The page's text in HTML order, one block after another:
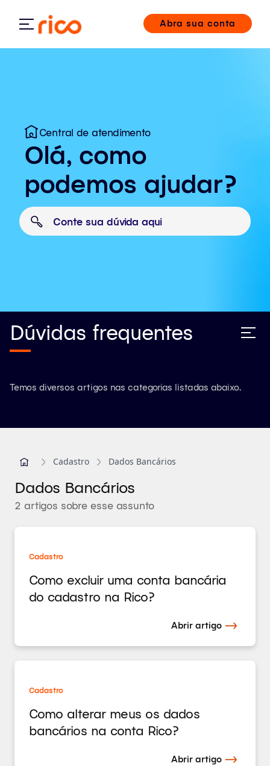
Abra sua conta
Central de atendimento
Olá, como
podemos ajudar?
Dúvidas frequentes
Temos diversos artigos nas categorias listadas abaixo.
Cadastro Dados Bancários
Dados Bancários
2 artigos sobre esse assunto
Cadastro
Como excluir uma conta bancária
do cadastro na Rico?
Abrir artigo
Cadastro
Como alterar meus os dados
bancários na conta Rico?
Abrir artigo